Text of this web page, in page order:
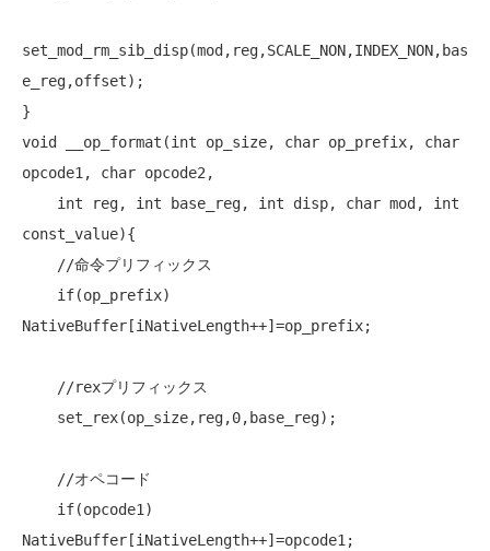
set_mod_rm_sib_disp(mod,reg,SCALE_NON,INDEX_NON,bas
e_reg,offset);
void
__op_format(int op_size, char op_prefix, char
opcode1, char opcode2,
int reg, int base_reg, int disp, char mod, int
const_value){
//命令プリフィックス
if(op_prefix)
NativeBuffer[iNativeLength++]=op_prefix;
//rexプリフィックス
//オペコード
if(opcode1)
NativeBuffer[iNativeLength++]=opcode1;